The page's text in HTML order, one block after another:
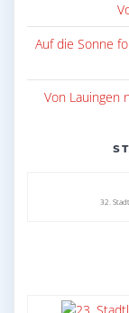
Auf die Sonne
Von Lauingen
32.